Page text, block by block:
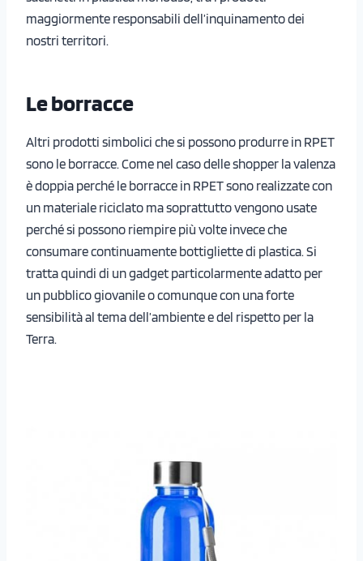
maggiormente responsabili dell’inquinamento dei
nostri territori.
Le borracce
Altri prodotti simbolici che si possono produrre in RPET
sono le borracce. Come nel caso delle shopper la valenza
è doppia perché le borracce in RPET sono realizzate con
un materiale riciclato ma soprattutto vengono usate
perché si possono riempire più volte invece che
consumare continuamente bottigliette di plastica. Si
tratta quindi di un gadget particolarmente adatto per
un pubblico giovanile o comunque con una forte
sensibilità al tema dell’ambiente e del rispetto per la
Terra.